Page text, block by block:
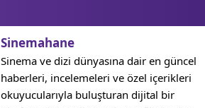
Sinemahane
Sinema ve dizi dünyasına dair en güncel
haberleri, incelemeleri ve özel içerikleri
okuyucularıyla buluşturan dijital bir